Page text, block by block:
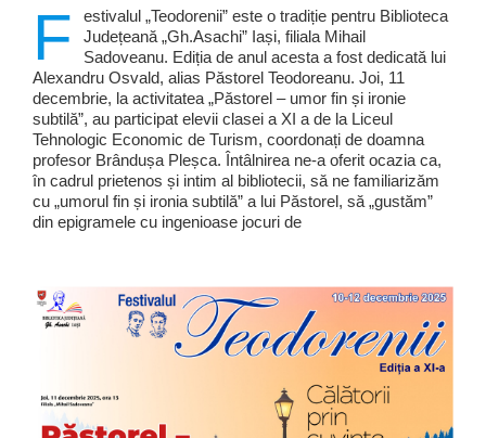
F
estivalul „Teodorenii” este o tradiție pentru Biblioteca
Județeană „Gh.Asachi” Iași, filiala Mihail
Sadoveanu. Ediția de anul acesta a fost dedicată lui
Alexandru Osvald, alias Păstorel Teodoreanu. Joi, 11
decembrie, la activitatea „Păstorel – umor fin și ironie
subtilă”, au participat elevii clasei a XI a de la Liceul
Tehnologic Economic de Turism, coordonați de doamna
profesor Brândușa Pleșca. Întâlnirea ne-a oferit ocazia ca,
în cadrul prietenos și intim al bibliotecii, să ne familiarizăm
cu „umorul fin și ironia subtilă” a lui Păstorel, să „gustăm”
din epigramele cu ingenioase jocuri de